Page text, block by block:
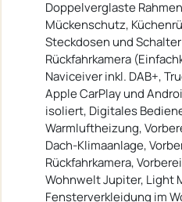
Doppelverglaste
Mückenschutz,
Steckdosen und
Rückfahrkamera
Naviceiver inkl. DAB+,
Apple CarPlay und
isoliert, Digitales
Warmluftheizung,
Dach-Klimaanlage,
Rückfahrkamera,
Wohnwelt Jupiter, Light
Fensterverkleidung im